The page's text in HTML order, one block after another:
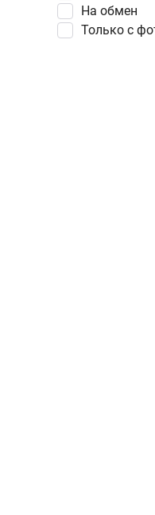
На обмен
Только с